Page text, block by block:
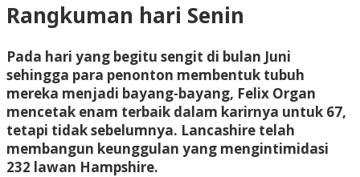
Rangkuman hari Senin
Pada hari yang begitu sengit di bulan Juni
sehingga para penonton membentuk tubuh
mereka menjadi bayang-bayang, Felix Organ
mencetak enam terbaik dalam karirnya untuk 67,
tetapi tidak sebelumnya. Lancashire telah
membangun keunggulan yang mengintimidasi
232 lawan Hampshire.